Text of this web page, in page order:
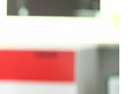
para Animais
Animais Pequenos
Laserterapia para Cães e
para Gatos e Cachorros
São Paulo
Limpeza de